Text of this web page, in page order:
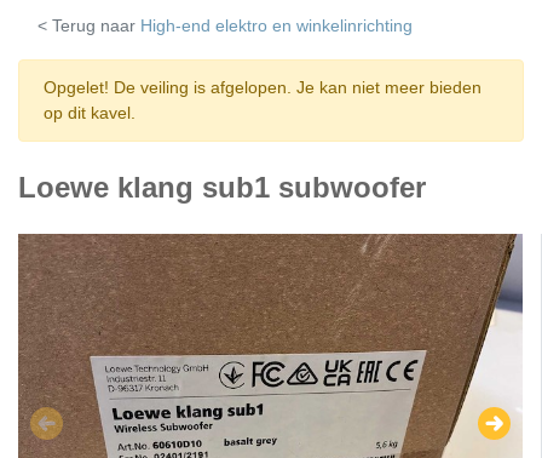
< Terug naar High-end elektro en winkelinrichting
Opgelet! De veiling is afgelopen. Je kan niet meer bieden
op dit kavel.
Loewe klang sub1 subwoofer